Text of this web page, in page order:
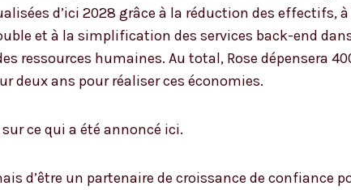
d’ici 2028 grâce à la réduction des effectifs,
et à la simplification des services back-end
ressources humaines. Au total, Rose dépensera
deux ans pour réaliser ces économies.
ce qui a été annoncé ici.
d’être un partenaire de croissance de confiance